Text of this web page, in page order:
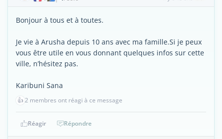
Bonjour à tous et à toutes.
Je vie à Arusha depuis 10 ans avec ma famille.Si je peux
vous être utile en vous donnant quelques infos sur cette
ville, n’hésitez pas.
Karibuni Sana
👍2 membres ont réagi à ce message
Réagir Répondre